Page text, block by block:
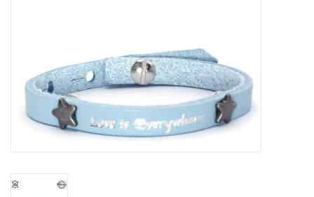
Zonnebrillen
Charmin*s